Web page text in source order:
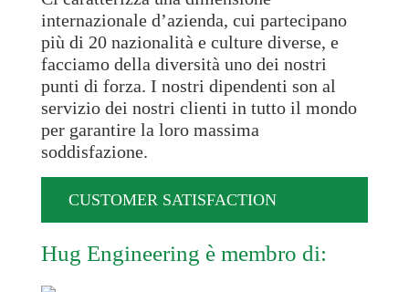
internazionale d’azienda, cui partecipano
più di 20 nazionalità e culture diverse, e
facciamo della diversità uno dei nostri
punti di forza. I nostri dipendenti son al
servizio dei nostri clienti in tutto il mondo
per garantire la loro massima
soddisfazione.
CUSTOMER SATISFACTION
Hug Engineering è membro di: